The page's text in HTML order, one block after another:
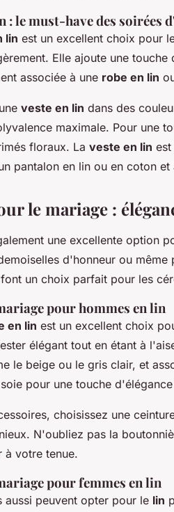
: le must-have des soirées
lin est un excellent choix pour
Elle ajoute une
associée à une robe en lin
veste en lin dans des
maximale. Pour une
floraux. La veste en lin
pantalon en lin ou en coton
le mariage :
une excellente option
d'honneur ou
un choix parfait pour les
pour hommes en lin
en lin est un excellent choix
élégant tout en étant à
le beige ou le gris clair, et
pour une touche
choisissez une
N'oubliez pas la
à votre tenue.
pour femmes en lin
aussi peuvent opter pour le lin